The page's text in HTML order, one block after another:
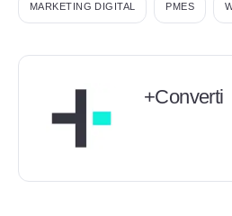
MARKETING DIGITAL PMES
+Converti